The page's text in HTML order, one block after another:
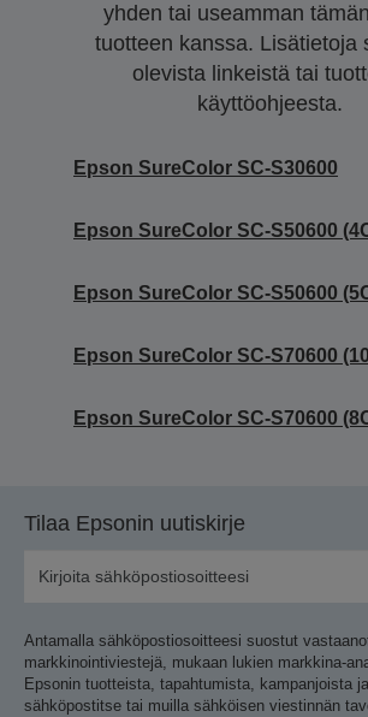
yhden tai useamman
tuotteen kanssa. Lisätietoja
olevista linkeistä tai
käyttöohjeesta.
Epson SureColor SC-S30600
Epson SureColor SC-S50600
Epson SureColor SC-S50600
Epson SureColor SC-S70600
Epson SureColor SC-S70600
Tilaa Epsonin uutiskirje
Antamalla sähköpostiosoitteesi suostut
markkinointiviestejä, mukaan lukien markkina-
Epsonin tuotteista, tapahtumista, kampanjoista
sähköpostitse tai muilla sähköisen viestinnän